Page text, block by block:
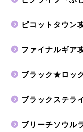
ピコットタウン
ファイナルギア
ブラック★ロッ
ブラックステラ
ブリーチソウル